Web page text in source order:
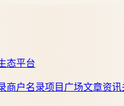
态平台
商户名录项目广场文章资讯